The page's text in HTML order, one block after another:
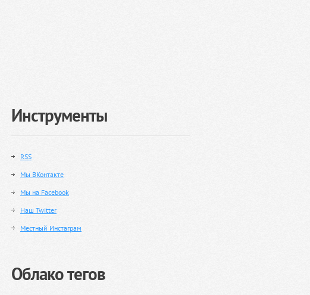
Инструменты
RSS
Мы ВКонтакте
Мы на Facebook
Наш Twitter
Местный Инстаграм
Облако тегов